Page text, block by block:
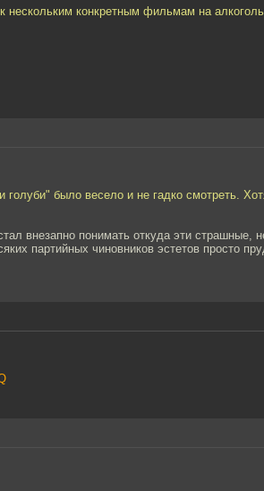
нескольким конкретным фильмам на
было весело и не гадко смотреть.
внезапно понимать откуда эти страшные,
партийных чиновников эстетов просто